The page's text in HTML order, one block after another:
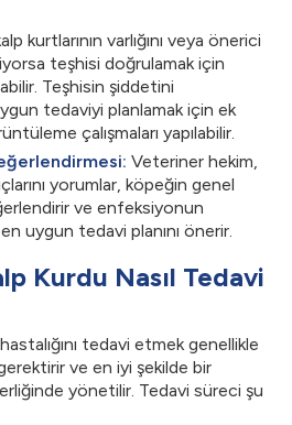
kurtlarının varlığını veya önerici
teşhisi doğrulamak için
Teşhisin şiddetini
tedaviyi planlamak için ek
çalışmaları yapılabilir.
Veteriner hekim,
yorumlar, köpeğin genel
ve enfeksiyonun
uygun tedavi planını önerir.
Kurdu Nasıl Tedavi
tedavi etmek genellikle
gerektirir ve en iyi şekilde bir
yönetilir. Tedavi süreci şu